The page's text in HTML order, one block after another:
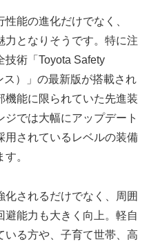
能の進化だけでなく、
力となりそうです。特に注
技術「Toyota Safety
）」の最新版が搭載され
機能に限られていた先進装
では大幅にアップデート
用されているレベルの装備
。
化されるだけでなく、周囲
能力も大きく向上。軽自
いる方や、子育て世帯、高